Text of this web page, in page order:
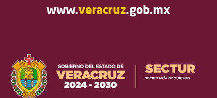
www.veracruz.gob.mx